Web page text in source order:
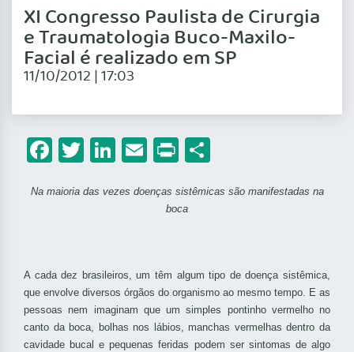
XI Congresso Paulista de Cirurgia
e Traumatologia Buco-Maxilo-
Facial é realizado em SP
11/10/2012 | 17:03
Facebook
Twitter
LinkedIn
Email
Print
Na maioria das vezes doenças sistêmicas são manifestadas na
boca
A cada dez brasileiros, um têm algum tipo de doença sistêmica,
que envolve diversos órgãos do organismo ao mesmo tempo. E as
pessoas nem imaginam que um simples pontinho vermelho no
canto da boca, bolhas nos lábios, manchas vermelhas dentro da
cavidade bucal e pequenas feridas podem ser sintomas de algo